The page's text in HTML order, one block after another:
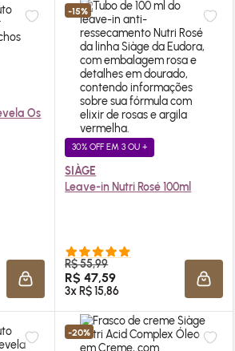
Os
ADICIONAR À SACOLA
-15%
30% OFF EM 3 OU +
SIÀGE
Leave-in Nutri Rosé 100ml
R$ 55,99
R$ 47,59
3x R$ 15,86
-20%